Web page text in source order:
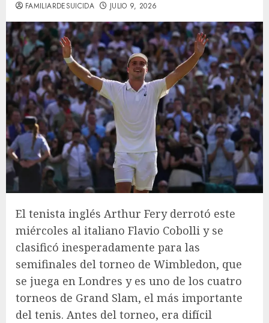
FAMILIARDESUICIDA JULIO 9, 2026
El tenista inglés Arthur Fery derrotó este
miércoles al italiano Flavio Cobolli y se
clasificó inesperadamente para las
semifinales del torneo de Wimbledon, que
se juega en Londres y es uno de los cuatro
torneos de Grand Slam, el más importante
del tenis. Antes del torneo, era difícil